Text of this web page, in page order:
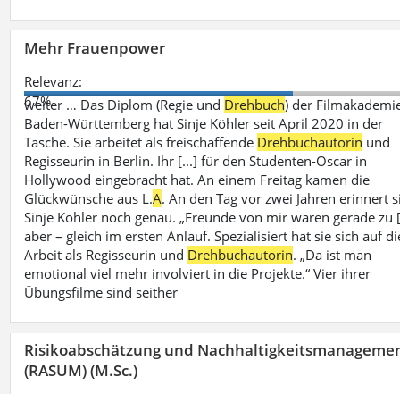
Mehr Frauenpower
Relevanz:
67%
weiter … Das Diplom (Regie und Drehbuch) der
Baden-Württemberg hat Sinje Köhler seit April 2020 in der
Tasche. Sie arbeitet als freischaffende Drehbuchautorin und
Regisseurin in Berlin. Ihr [...] für den Studenten-Oscar in
Hollywood eingebracht hat. An einem Freitag kamen die
Glückwünsche aus L.A. An den Tag vor zwei Jahren erinnert
Sinje Köhler noch genau. „Freunde von mir waren gerade zu
aber – gleich im ersten Anlauf. Spezialisiert hat sie sich auf
Arbeit als Regisseurin und Drehbuchautorin. „Da ist man
emotional viel mehr involviert in die Projekte.“ Vier ihrer
Übungsfilme sind seither
Risikoabschätzung und
(RASUM) (M.Sc.)